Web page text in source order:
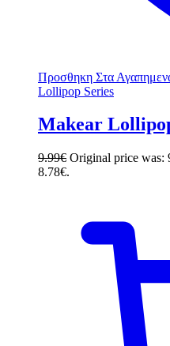
Προσθηκη Στα
Lollipop Series
Makear
9.99€ Original price was:
8.78€.